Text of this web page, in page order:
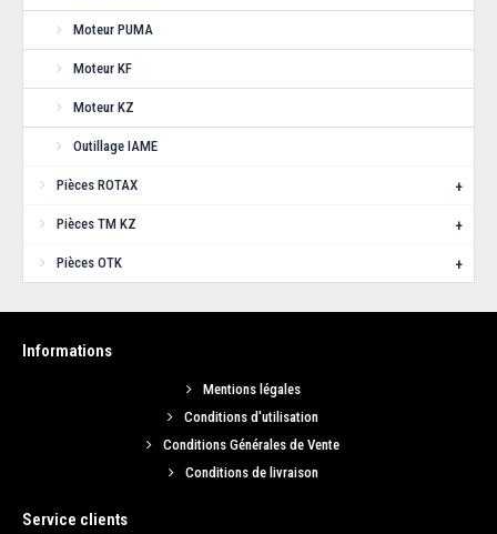
Joint d'embase 0.2mm pour IAME X30Produit d'origine...
2,00€
AJOUTER AU PANIER
Moteur PUMA
Moteur KF
Moteur KZ
Outillage IAME
Pièces ROTAX +
Pièces TM KZ +
Pièces OTK +
Informations
Mentions légales
Conditions d'utilisation
Conditions Générales de Vente
Conditions de livraison
Service clients